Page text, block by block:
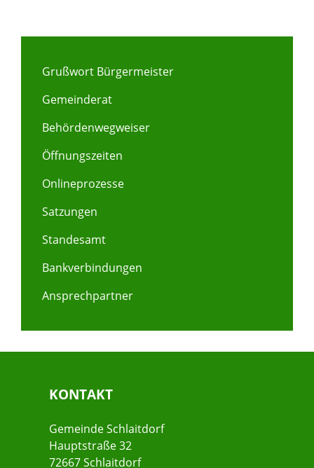
Grußwort Bürgermeister
Gemeinderat
Behördenwegweiser
Öffnungszeiten
Onlineprozesse
Satzungen
Standesamt
Bankverbindungen
Ansprechpartner
KONTAKT
Gemeinde Schlaitdorf
Hauptstraße 32
72667 Schlaitdorf